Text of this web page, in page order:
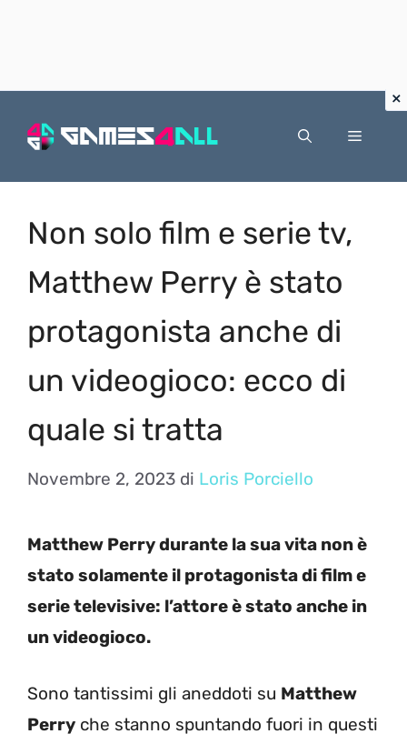
Menu
Non solo film e serie tv,
Matthew Perry è stato
protagonista anche di
un videogioco: ecco di
quale si tratta
Novembre 2, 2023 di Loris Porciello
Matthew Perry durante la sua vita non è
stato solamente il protagonista di film e
serie televisive: l’attore è stato anche in
un videogioco.
Sono tantissimi gli aneddoti su Matthew
Perry che stanno spuntando fuori in questi